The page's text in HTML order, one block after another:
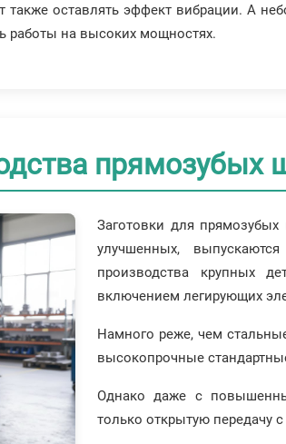
оставлять эффект вибрации. А
работы на высоких мощностях.
прямозубых
Заготовки для
улучшенных,
производства крупных
включением легирующих
Намного реже, чем
высокопрочные
Однако даже с
только открытую передачу